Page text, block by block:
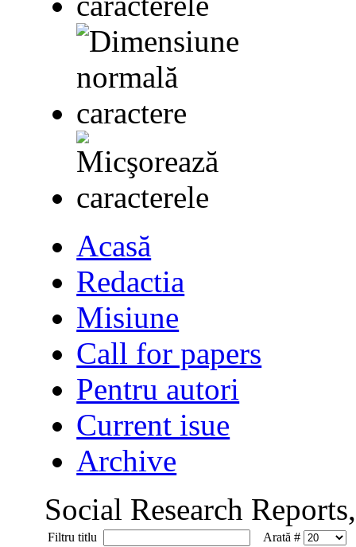
Acasă
Redactia
Misiune
Call for papers
Pentru autori
Current isue
Archive
Social Research
Filtru titlu
Arată #